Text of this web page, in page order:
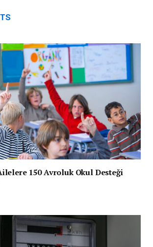
150 Avroluk Okul Desteği